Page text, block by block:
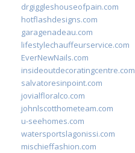
drgiggleshouseofpain.com
hotflashdesigns.com
garagenadeau.com
lifestylechauffeurservice.com
EverNewNails.com
insideoutdecoratingcentre.com
salvatoresinpoint.com
jovialfloralco.com
johnlscotthometeam.com
u-seehomes.com
watersportslagonissi.com
mischieffashion.com